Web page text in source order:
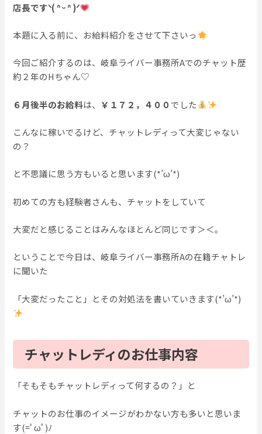
店長ですᐠ( ᐢ ᵕ ᐢ )ᐟ
本題に入る前に、お給料紹介をさせて下さいっ
今回ご紹介するのは、岐阜ライバー事務所Aでのチャット歴
約２年のHちゃん♡
６月後半のお給料は、 ￥１７２，４００でした
こんなに稼いでるけど、チャットレディって大変じゃない
の？
と不思議に思う方もいると思います(*’ω’*)
初めての方も経験者さんも、チャットをしていて
大変だと感じることはみんなほとんど同じです＞＜。
ということで今日は、岐阜ライバー事務所Aの在籍チャトレ
に聞いた
「大変だったこと」とその対処法を書いていきます(*’ω’*)
チャットレディのお仕事内容
「そもそもチャットレディって何するの？」と
チャットのお仕事のイメージがわかない方も多いと思いま
す(=ﾟωﾟ)ﾉ